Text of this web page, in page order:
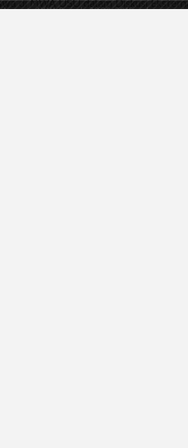
MWA Periode 2009-2015 sedang